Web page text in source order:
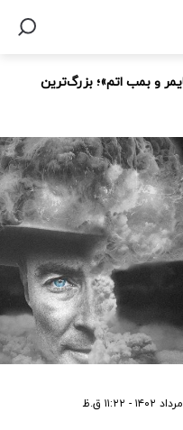
و بمب اتم»؛ بزرگ‌ترین